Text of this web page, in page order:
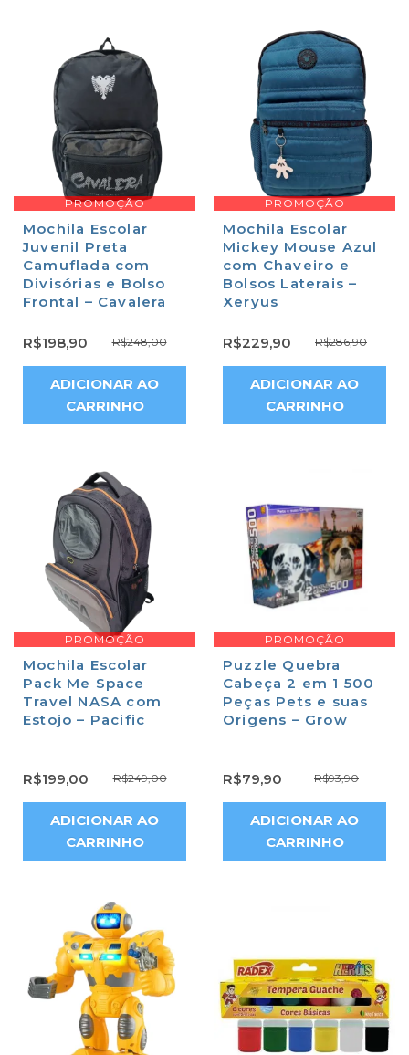
PROMOÇÃO
Mochila Escolar
Juvenil Preta
Camuflada com
Divisórias e Bolso
Frontal – Cavalera
R$248,00
R$198,90
ADICIONAR AO
CARRINHO
PROMOÇÃO
Mochila Escolar
Mickey Mouse Azul
com Chaveiro e
Bolsos Laterais –
Xeryus
R$286,90
R$229,90
ADICIONAR AO
CARRINHO
PROMOÇÃO
Mochila Escolar
Pack Me Space
Travel NASA com
Estojo – Pacific
R$249,00
R$199,00
ADICIONAR AO
CARRINHO
PROMOÇÃO
Puzzle Quebra
Cabeça 2 em 1 500
Peças Pets e suas
Origens – Grow
R$93,90
R$79,90
ADICIONAR AO
CARRINHO